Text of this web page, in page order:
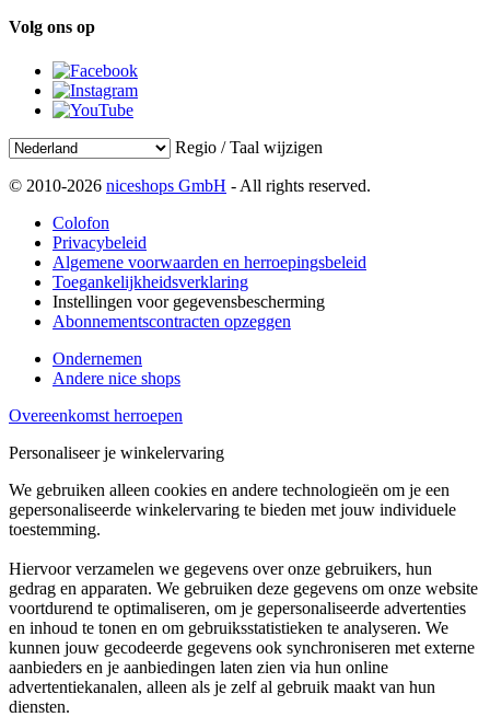
Volg ons op
Regio / Taal wijzigen
© 2010-2026 niceshops GmbH - All rights reserved.
Colofon
Privacybeleid
Algemene voorwaarden en herroepingsbeleid
Toegankelijkheidsverklaring
Instellingen voor gegevensbescherming
Abonnementscontracten opzeggen
Ondernemen
Andere nice shops
Overeenkomst herroepen
Personaliseer je winkelervaring
We gebruiken alleen cookies en andere technologieën om je een
gepersonaliseerde winkelervaring te bieden met jouw individuele
toestemming.
Hiervoor verzamelen we gegevens over onze gebruikers, hun
gedrag en apparaten. We gebruiken deze gegevens om onze website
voortdurend te optimaliseren, om je gepersonaliseerde advertenties
en inhoud te tonen en om gebruiksstatistieken te analyseren. We
kunnen jouw gecodeerde gegevens ook synchroniseren met externe
aanbieders en je aanbiedingen laten zien via hun online
advertentiekanalen, alleen als je zelf al gebruik maakt van hun
diensten.